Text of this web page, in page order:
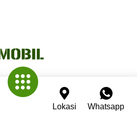
Lokasi Whatsapp
bengkel spesialis AC mobil yang
dari 30 tahun. Kami berkomitmen